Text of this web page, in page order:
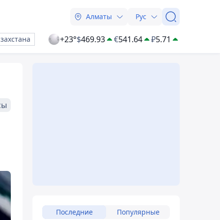
Алматы Рус
+23°$469.93 €541.64 ₽5.71
Последние Популярные